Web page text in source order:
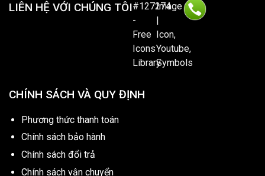
LIÊN HỆ VỚI CHÚNG TÔI
CHÍNH SÁCH VÀ QUY ĐỊNH
Phương thức thanh toán
Chính sách bảo hành
Chính sách đổi trả
Chính sách vận chuyển